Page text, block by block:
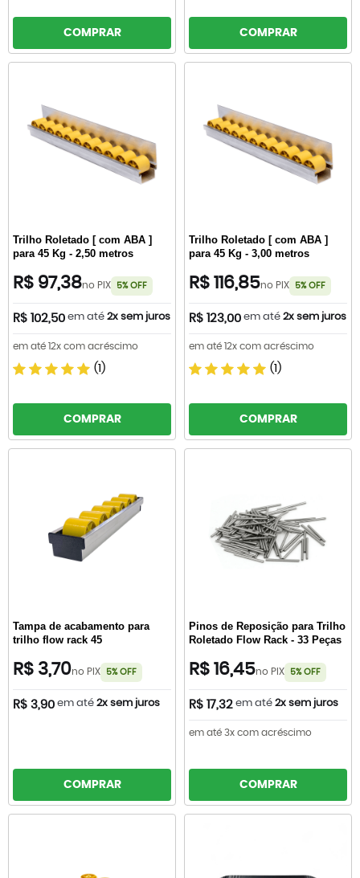
COMPRAR COMPRAR
Trilho Roletado [ com ABA ]
para 45 Kg - 2,50 metros
R$ 97,38no PIX 5% OFF
R$ 102,50 em até 2x sem juros
em até 12x com acréscimo
(1)
COMPRAR
Trilho Roletado [ com ABA ]
para 45 Kg - 3,00 metros
R$ 116,85no PIX 5% OFF
R$ 123,00 em até 2x sem juros
em até 12x com acréscimo
(1)
COMPRAR
Tampa de acabamento para
trilho flow rack 45
R$ 3,70no PIX 5% OFF
R$ 3,90 em até 2x sem juros
COMPRAR
Pinos de Reposição para Trilho
Roletado Flow Rack - 33 Peças
R$ 16,45no PIX 5% OFF
R$ 17,32 em até 2x sem juros
em até 3x com acréscimo
COMPRAR